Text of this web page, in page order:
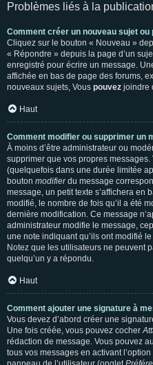
Problèmes liés à la
Comment créer un nouveau sujet ou
Cliquez sur le bouton « Nouveau »
« Répondre » depuis la page d’un
enregistré pour écrire un message.
affichée en bas de page des forums,
nouveaux sujets, Vous pouvez joindre
Haut
Comment modifier ou supprimer un
À moins d’être administrateur ou
supprimer que vos propres
(quelquefois dans une durée limitée
bouton modifierdu message
message, un petit texte s’affichera en
modifié, le nombre de fois qu’il a été
dernière modification. Ce message
administrateur modifie le message,
une note indiquant qu’ils ont modifié
Notez que les utilisateurs ne peuvent
quelqu’un y a répondu.
Haut
Comment ajouter une signature à
Vous devez d’abord créer une
Une fois créée, vous pouvez cocher
rédaction de message. Vous pouvez
tous vos messages en activant